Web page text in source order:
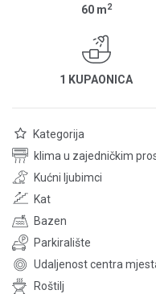
60 m2
1 KUPAONICA
Kategorija
klima u zajedničkim
Kućni ljubimci
Kat
Bazen
Parkiralište
Udaljenost centra
Roštilj